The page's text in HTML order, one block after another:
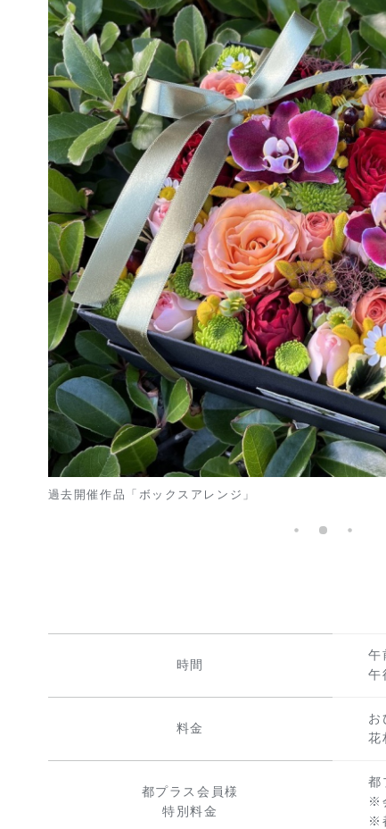
過去開催作品「ボックスアレンジ」
時間
料金
お
花
都プラス会員様
特別料金
都
※
※